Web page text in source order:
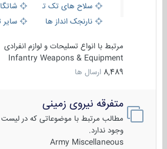
سلاح های تک تیر اندازیشاتگان
نارنجک انداز ها
سایر
مرتبط با انواع تسلیحات و لوازم انفرادی
Infantry Weapons & Equipment
8,489 ارسال ها
متفرقه نیروی زمینی
مطالب مرتبط با موضوعاتی که در لیست
وجود ندارد.
Army Miscellaneous